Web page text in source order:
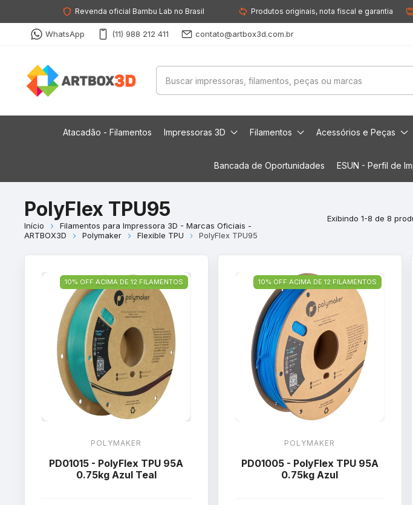
Revenda oficial Bambu Lab no Brasil Produtos originais, nota fiscal e garantia
WhatsApp (11) 988 212 411 contato@artbox3d.com.br
Atacadão - Filamentos Impressoras 3D Filamentos Acessórios e Peças
Bancada de Oportunidades ESUN - Perfil de
PolyFlex TPU95
Início
Filamentos para Impressora 3D - Marcas Oficiais -
ARTBOX3D
Polymaker Flexible TPU PolyFlex TPU95
Exibindo 1-8 de 8
10% OFF ACIMA DE 12 FILAMENTOS
POLYMAKER
PD01015 - PolyFlex TPU 95A
0.75kg Azul Teal
10% OFF ACIMA DE 12 FILAMENTOS
POLYMAKER
PD01005 - PolyFlex TPU 95A
0.75kg Azul